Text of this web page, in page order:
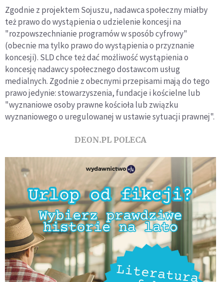
Zgodnie z projektem Sojuszu, nadawca społeczny miałby
też prawo do wystąpienia o udzielenie koncesji na
"rozpowszechnianie programów w sposób cyfrowy"
(obecnie ma tylko prawo do wystąpienia o przyznanie
koncesji). SLD chce też dać możliwość wystąpienia o
koncesję nadawcy społecznego dostawcom usług
medialnych. Zgodnie z obecnymi przepisami mają do tego
prawo jedynie: stowarzyszenia, fundacje i kościelne lub
"wyznaniowe osoby prawne kościoła lub związku
wyznaniowego o uregulowanej w ustawie sytuacji prawnej".
DEON.PL POLECA